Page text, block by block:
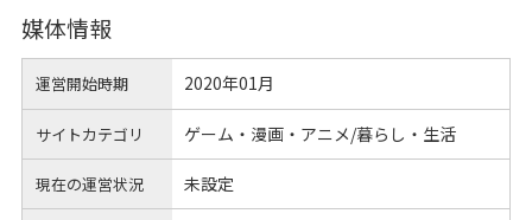
媒体情報
運営開始時期 2020年01月
サイトカテゴリ ゲーム・漫画・アニメ/暮らし・生活
現在の運営状況 未設定